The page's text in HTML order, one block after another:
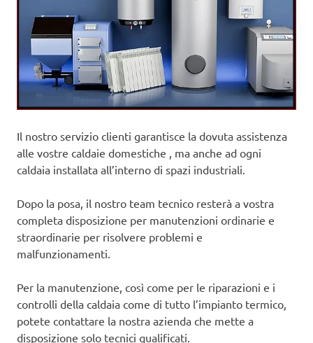
Il nostro servizio clienti garantisce la dovuta assistenza
alle vostre caldaie domestiche , ma anche ad ogni
caldaia installata all’interno di spazi industriali.
Dopo la posa, il nostro team tecnico resterà a vostra
completa disposizione per manutenzioni ordinarie e
straordinarie per risolvere problemi e
malfunzionamenti.
Per la manutenzione, così come per le riparazioni e i
controlli della caldaia come di tutto l’impianto termico,
potete contattare la nostra azienda che mette a
disposizione solo tecnici qualificati.